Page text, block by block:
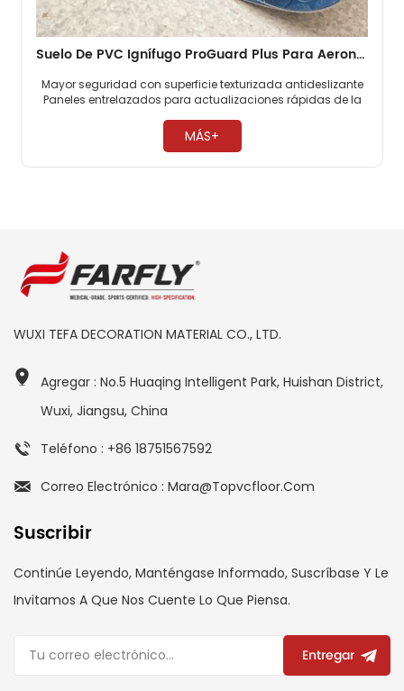
Suelo De PVC Ignífugo ProGuard Plus Para Aeronaves, Suelo De Cabina Resistente Para Aerolíneas Comerciales
Mayor seguridad con superficie texturizada antideslizante
Paneles entrelazados para actualizaciones rápidas de la
contra incendios de aviación. ​
MÁS+
WUXI TEFA DECORATION MATERIAL CO., LTD.
Agregar : No.5 Huaqing Intelligent Park, Huishan District,
Wuxi, Jiangsu, China
Teléfono : +86 18751567592
Correo Electrónico : Mara@topvcfloor.com
Suscribir
Continúe Leyendo, Manténgase Informado, Suscríbase Y Le
Invitamos A Que Nos Cuente Lo Que Piensa.
Entregar